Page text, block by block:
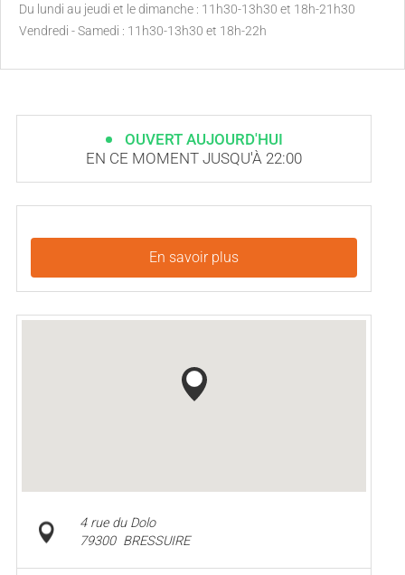
Du lundi au jeudi et le dimanche : 11h30-13h30 et 18h-21h30
Vendredi - Samedi : 11h30-13h30 et 18h-22h
OUVERT AUJOURD'HUI
EN CE MOMENT JUSQU'À 22:00
En savoir plus
4 rue du Dolo
79300 BRESSUIRE